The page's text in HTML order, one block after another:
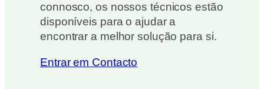
connosco, os nossos técnicos estão
disponíveis para o ajudar a
encontrar a melhor solução para si.
Entrar em Contacto